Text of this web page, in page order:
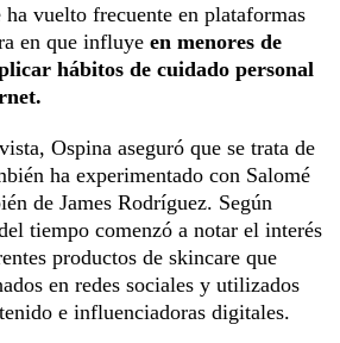
vuelto frecuente en plataformas
en que influye en menores de
hábitos de cuidado personal
Ospina aseguró que se trata de
ha experimentado con Salomé
de James Rodríguez. Según
tiempo comenzó a notar el interés
productos de skincare que
en redes sociales y utilizados
e influenciadoras digitales.